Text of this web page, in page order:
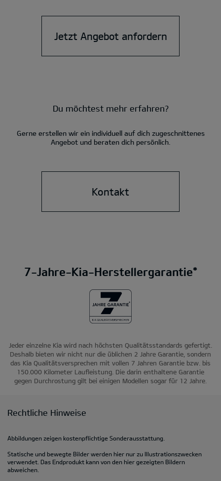
Jetzt Angebot anfordern
Du möchtest mehr erfahren?
Gerne erstellen wir ein individuell auf dich zugeschnittenes
Angebot und beraten dich persönlich.
Kontakt
7-Jahre-Kia-Herstellergarantie*
Jeder einzelne Kia wird nach höchsten Qualitätsstandards gefertigt.
Deshalb bieten wir nicht nur die üblichen 2 Jahre Garantie, sondern
das Kia Qualitätsversprechen mit vollen 7 Jahren Garantie bzw. bis
150.000 Kilometer Laufleistung. Die darin enthaltene Garantie
gegen Durchrostung gilt bei einigen Modellen sogar für 12 Jahre.
Rechtliche Hinweise
Abbildungen zeigen kostenpflichtige Sonderausstattung.
Statische und bewegte Bilder werden hier nur zu Illustrationszwecken
verwendet. Das Endprodukt kann von den hier gezeigten Bildern
abweichen.